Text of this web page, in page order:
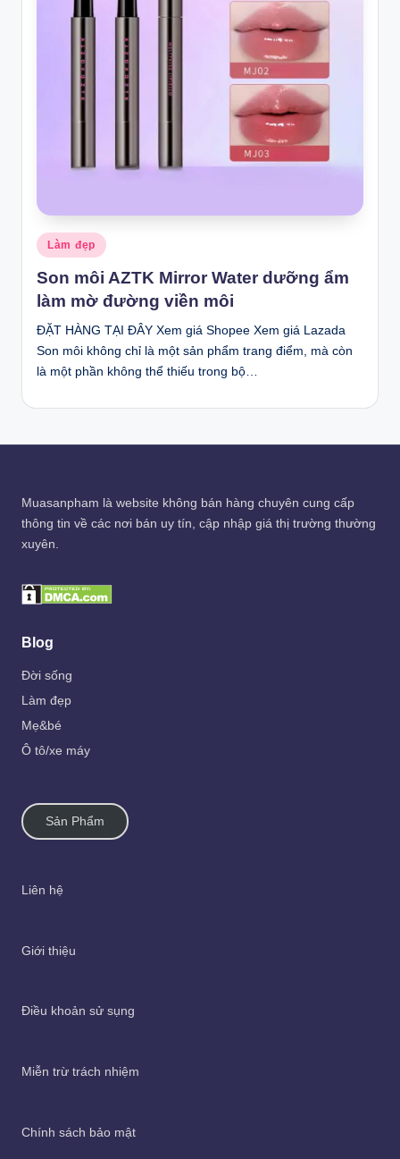
Posted
in
Làm đẹp
Son môi AZTK Mirror Water dưỡng ẩm
làm mờ đường viền môi
ĐẶT HÀNG TẠI ĐÂY Xem giá Shopee Xem giá Lazada
Son môi không chỉ là một sản phẩm trang điểm, mà còn
là một phần không thể thiếu trong bộ…
Muasanpham là website không bán hàng chuyên cung cấp
thông tin về các nơi bán uy tín, cập nhập giá thị trường thường
xuyên.
Blog
Đời sống
Làm đẹp
Mẹ&bé
Ô tô/xe máy
Sản Phẩm
Liên hệ
Giới thiệu
Điều khoản sử sụng
Miễn trừ trách nhiệm
Chính sách bảo mật